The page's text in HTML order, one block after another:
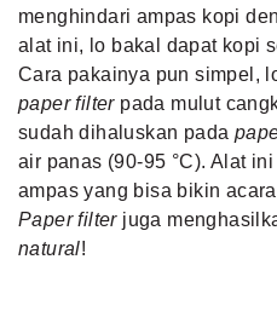
menghindari ampas kopi
alat ini, lo bakal dapat kopi
Cara pakainya pun simpel,
paper filter pada mulut
sudah dihaluskan pada
air panas (90-95 °C). Alat
ampas yang bisa bikin
Paper filter juga
natural!